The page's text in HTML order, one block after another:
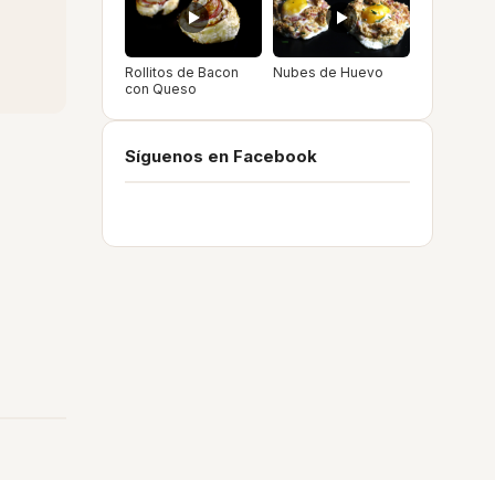
Rollitos de Bacon
con Queso
Nubes de Huevo
Síguenos en Facebook